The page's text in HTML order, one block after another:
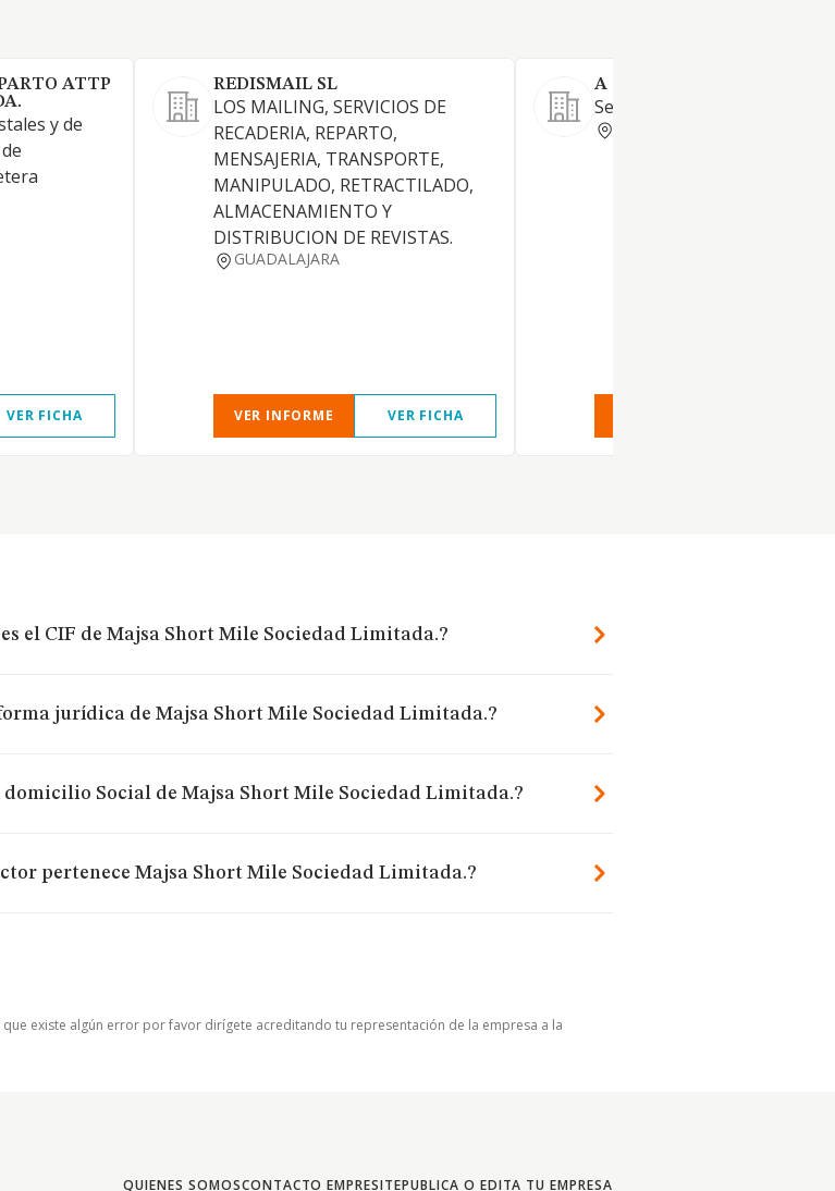
ATTP
y de
VER FICHA
REDISMAIL SL
LOS MAILING, SERVICIOS DE
RECADERIA, REPARTO,
MENSAJERIA, TRANSPORTE,
MANIPULADO, RETRACTILADO,
ALMACENAMIENTO Y
DISTRIBUCION DE REVISTAS.
GUADALAJARA
VER INFORME VER FICHA
A TU HORA EXPRESS S.L.
Servicios de mensajería.
el CIF de Majsa Short Mile Sociedad Limitada.?
jurídica de Majsa Short Mile Sociedad Limitada.?
domicilio Social de Majsa Short Mile Sociedad Limitada.?
pertenece Majsa Short Mile Sociedad Limitada.?
que existe algún error por favor dirígete acreditando tu representación de la empresa a la
QUIENES SOMOSCONTACTO EMPRESITEPUBLICA O EDITA TU EMPRESA